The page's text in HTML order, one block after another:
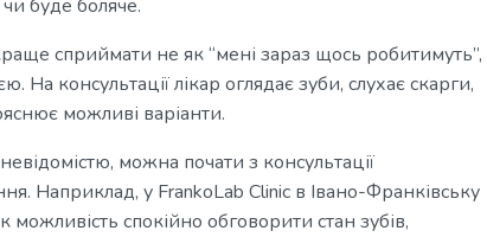
буде боляче.
сприймати не як “мені зараз щось робитимуть”,
На консультації лікар оглядає зуби, слухає скарги,
можливі варіанти.
можна почати з консультації
Наприклад, у FrankoLab Clinic в Івано-Франківську
спокійно обговорити стан зубів,